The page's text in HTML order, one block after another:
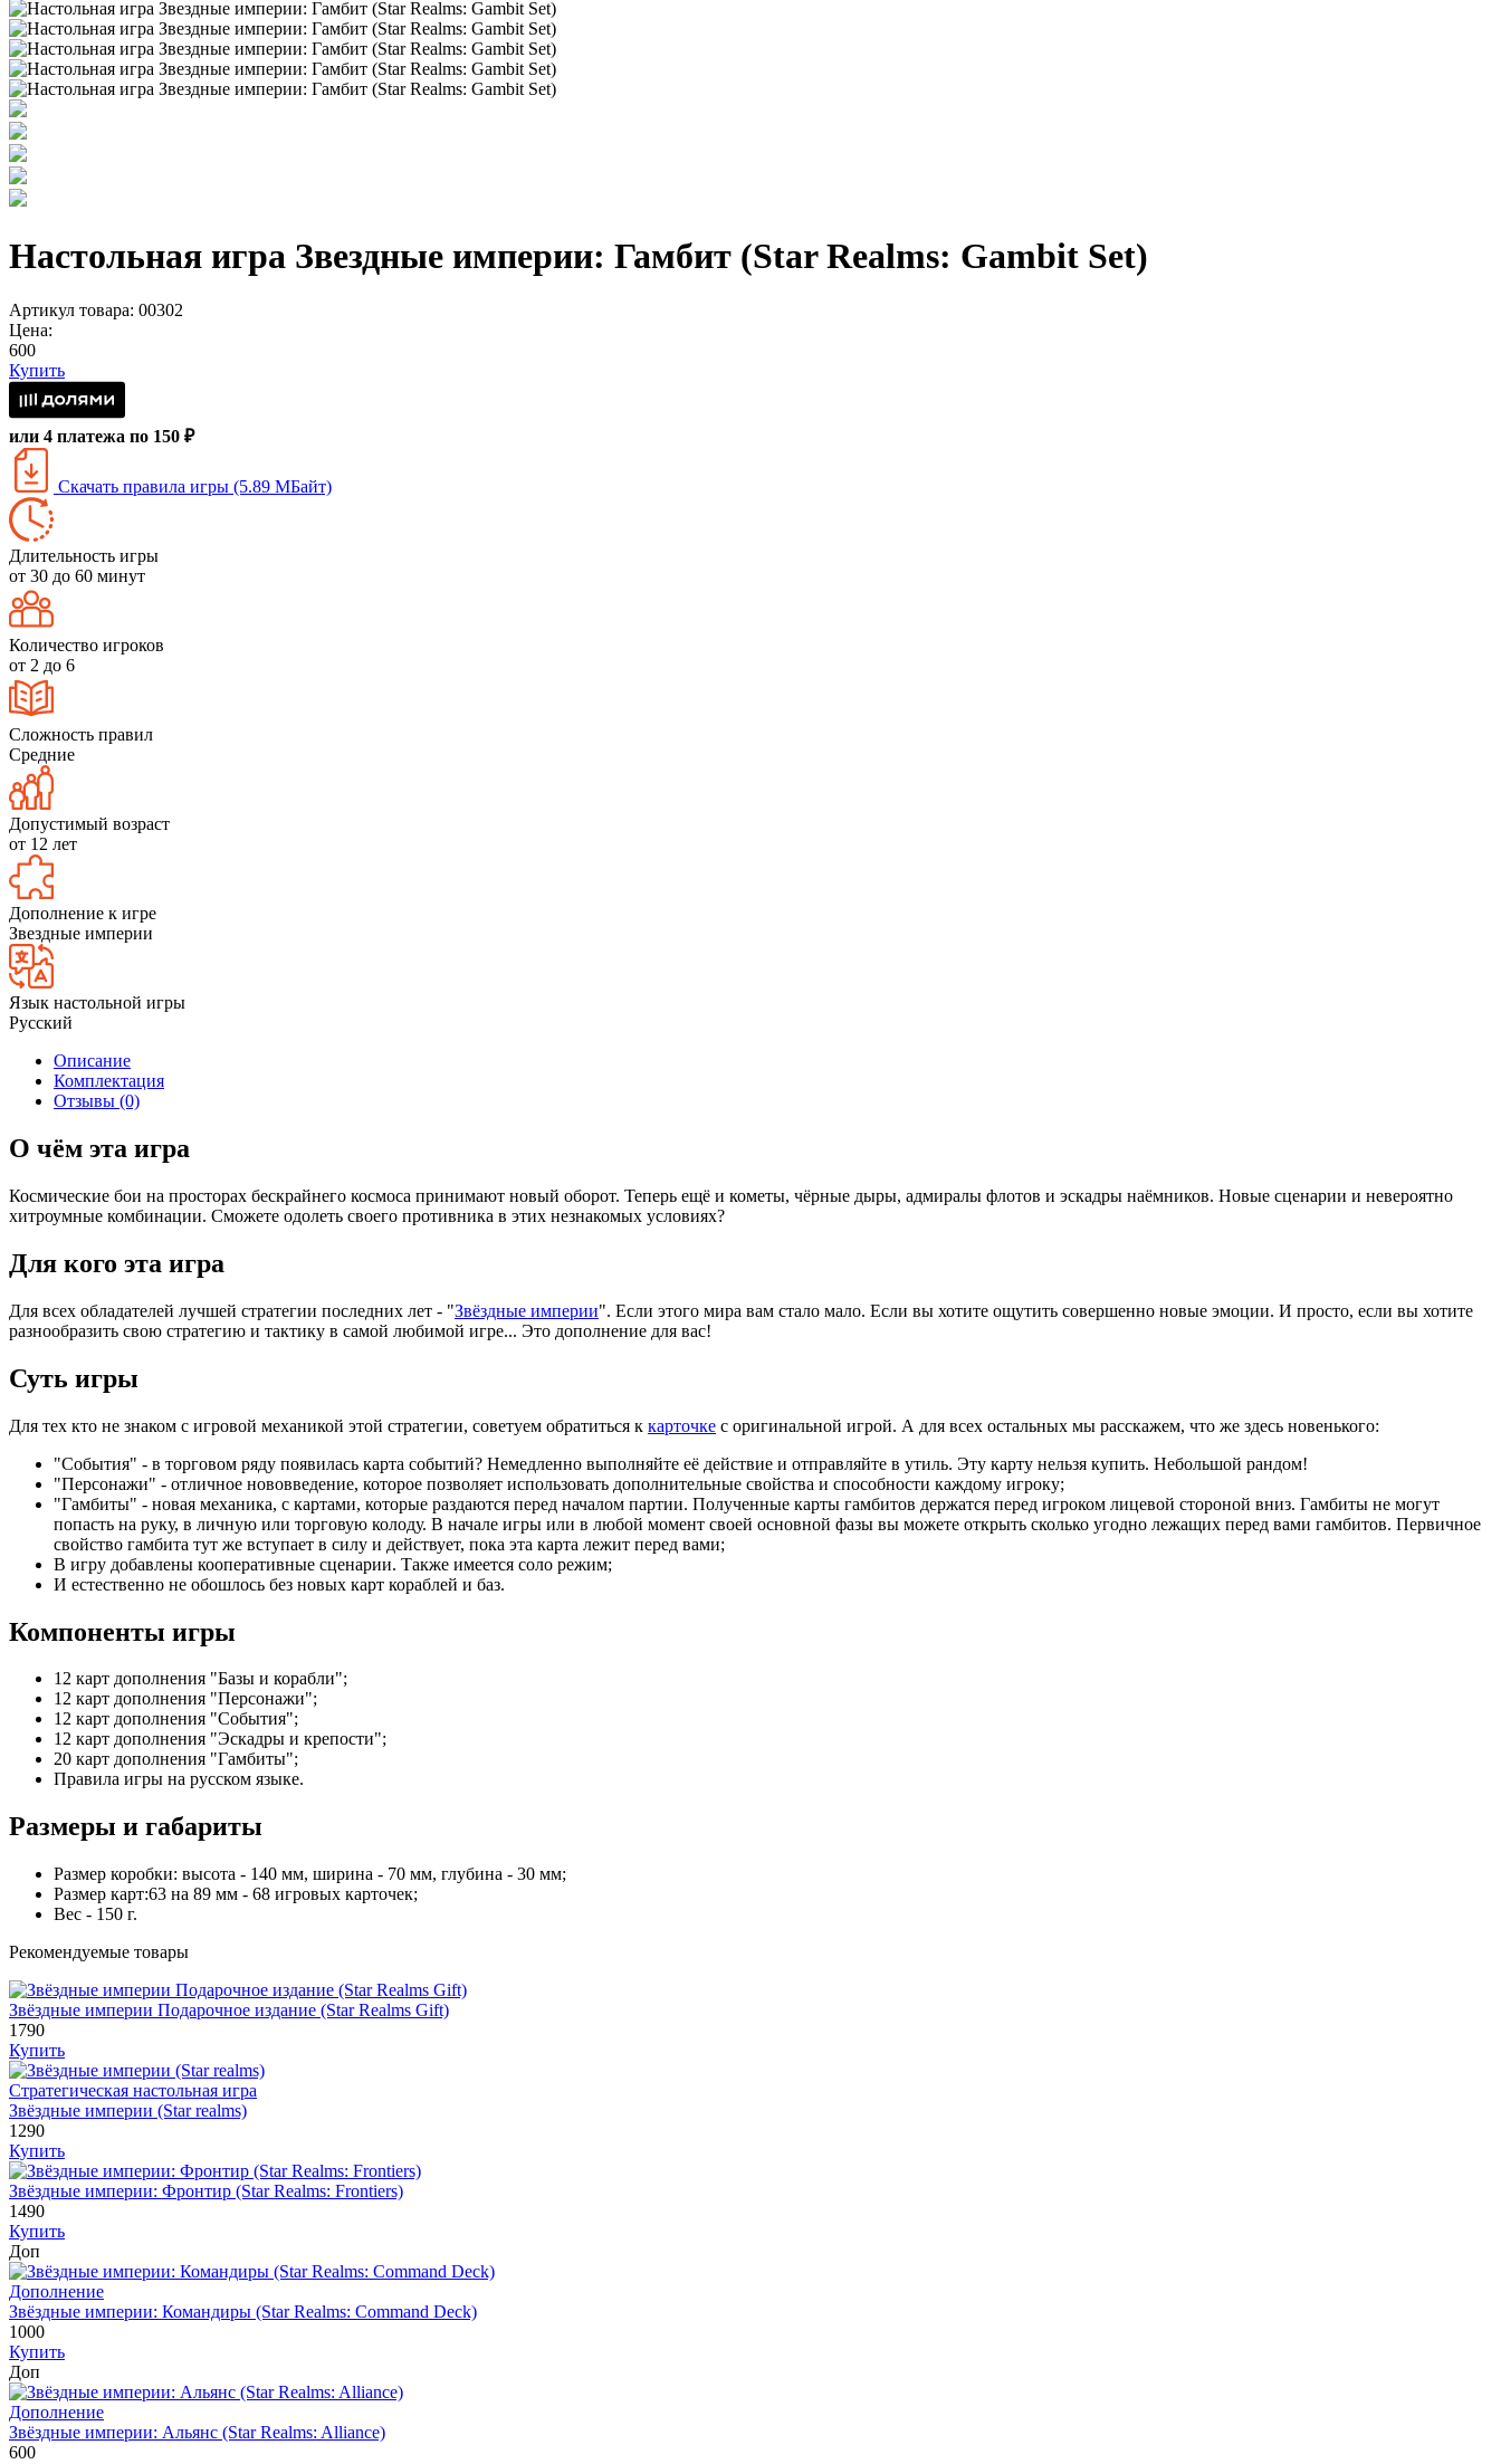
Настольная игра Звездные империи: Гамбит (Star Realms: Gambit Set)
Артикул товара: 00302
Цена:
600
Купить
или 4 платежа по 150 ₽
Скачать правила игры (5.89 МБайт)
Длительность игры
от 30 до 60 минут
Количество игроков
от 2 до 6
Сложность правил
Средние
Допустимый возраст
от 12 лет
Дополнение к игре
Звездные империи
Язык настольной игры
Русский
Описание
Комплектация
Отзывы (0)
О чём эта игра
Космические бои на просторах бескрайнего космоса принимают новый оборот. Теперь ещё и кометы, чёрные дыры, адмиралы флотов и эскадры наёмников. Новые сценарии и невероятно
хитроумные комбинации. Сможете одолеть своего противника в этих незнакомых условиях?
Для кого эта игра
Для всех обладателей лучшей стратегии последних лет - "Звёздные империи". Если этого мира вам стало мало. Если вы хотите ощутить совершенно новые эмоции. И просто, если вы хотите
разнообразить свою стратегию и тактику в самой любимой игре... Это дополнение для вас!
Суть игры
Для тех кто не знаком с игровой механикой этой стратегии, советуем обратиться к карточке с оригинальной игрой. А для всех остальных мы расскажем, что же здесь новенького:
"События" - в торговом ряду появилась карта событий? Немедленно выполняйте её действие и отправляйте в утиль. Эту карту нельзя купить. Небольшой рандом!
"Персонажи" - отличное нововведение, которое позволяет использовать дополнительные свойства и способности каждому игроку;
"Гамбиты" - новая механика, с картами, которые раздаются перед началом партии. Полученные карты гамбитов держатся перед игроком лицевой стороной вниз. Гамбиты не могут
попасть на руку, в личную или торговую колоду. В начале игры или в любой момент своей основной фазы вы можете открыть сколько угодно лежащих перед вами гамбитов. Первичное
свойство гамбита тут же вступает в силу и действует, пока эта карта лежит перед вами;
В игру добавлены кооперативные сценарии. Также имеется соло режим;
И естественно не обошлось без новых карт кораблей и баз.
Компоненты игры
12 карт дополнения "Базы и корабли";
12 карт дополнения "Персонажи";
12 карт дополнения "События";
12 карт дополнения "Эскадры и крепости";
20 карт дополнения "Гамбиты";
Правила игры на русском языке.
Размеры и габариты
Размер коробки: высота - 140 мм, ширина - 70 мм, глубина - 30 мм;
Размер карт:63 на 89 мм - 68 игровых карточек;
Вес - 150 г.
Рекомендуемые товары
Звёздные империи Подарочное издание (Star Realms Gift)
1790
Купить
Стратегическая настольная игра
Звёздные империи (Star realms)
1290
Купить
Звёздные империи: Фронтир (Star Realms: Frontiers)
1490
Купить
Доп
Дополнение
Звёздные империи: Командиры (Star Realms: Command Deck)
1000
Купить
Доп
Дополнение
Звёздные империи: Альянс (Star Realms: Alliance)
600